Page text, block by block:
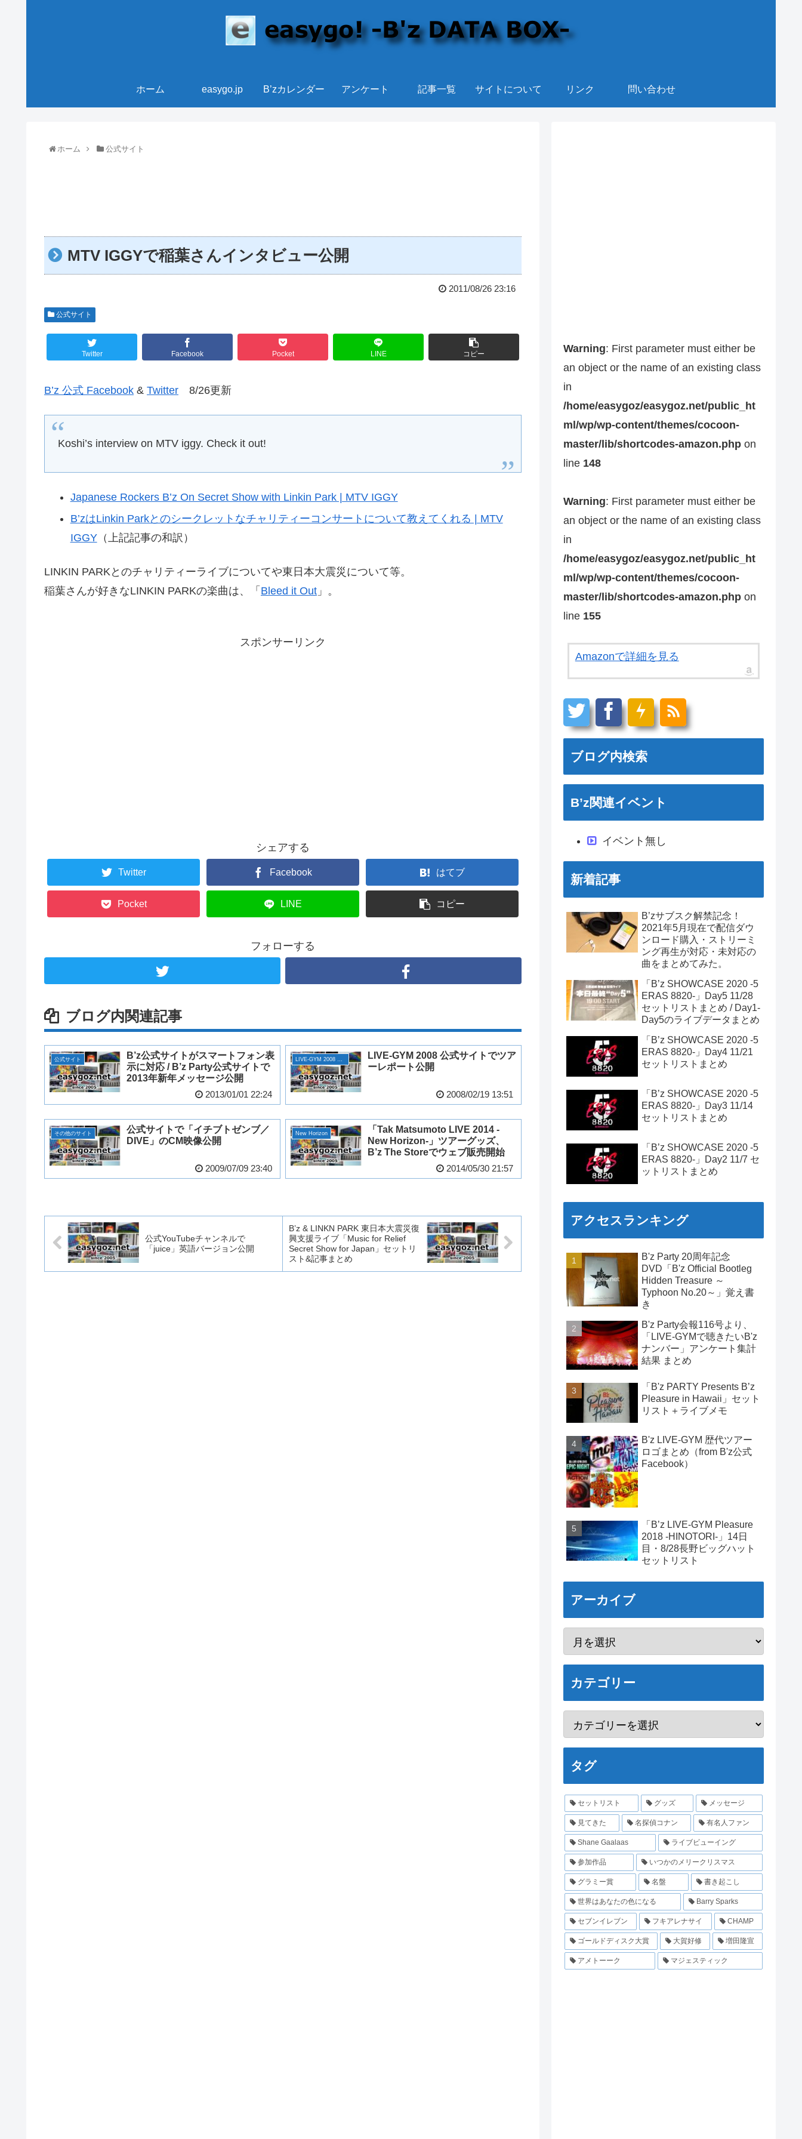
ホーム easygo.jp B’zカレンダー アンケート 記事一覧 サイトについて リンク 問い合わせ
ホーム 公式サイト
MTV IGGYで稲葉さんインタビュー公開
2011/08/26 23:16
公式サイト
Twitter Facebook Pocket LINE コピー
B’z 公式 Facebook & Twitter 8/26更新
Koshi’s interview on MTV iggy. Check it out!
Japanese Rockers B’z On Secret Show with Linkin Park | MTV IGGY
B’zはLinkin Parkとのシークレットなチャリティーコンサートについて教えてくれる | MTV
IGGY（上記記事の和訳）
LINKIN PARKとのチャリティーライブについてや東日本大震災について等。
稲葉さんが好きなLINKIN PARKの楽曲は、「 Bleed it Out 」。
スポンサーリンク
シェアする
Twitter Facebook はてブ
Pocket LINE コピー
フォローする
ブログ内関連記事
公式サイト
B’z公式サイトがスマートフォン表
示に対応 / B’z Party公式サイトで
2013年新年メッセージ公開
2013/01/01 22:24
LIVE-GYM 2008 ACTION
LIVE-GYM 2008 公式サイトでツア
ーレポート公開
2008/02/19 13:51
その他のサイト
公式サイトで「イチブトゼンブ／
DIVE」のCM映像公開
2009/07/09 23:40
New Horizon
「Tak Matsumoto LIVE 2014 -
New Horizon-」ツアーグッズ、
B’z The Storeでウェブ販売開始
2014/05/30 21:57
公式YouTubeチャンネルで
「juice」英語バージョン公開
B’z & LINKN PARK 東日本大震災復
興支援ライブ「Music for Relief
Secret Show for Japan」セットリ
スト&記事まとめ
Warning: First parameter must either be
an object or the name of an existing class
in
/home/easygoz/easygoz.net/public_ht
ml/wp/wp-content/themes/cocoon-
master/lib/shortcodes-amazon.php on
line 148
Warning: First parameter must either be
an object or the name of an existing class
in
/home/easygoz/easygoz.net/public_ht
ml/wp/wp-content/themes/cocoon-
master/lib/shortcodes-amazon.php on
line 155
Amazonで詳細を見る
ブログ内検索
B’z関連イベント
イベント無し
新着記事
B’zサブスク解禁記念！
2021年5月現在で配信ダウ
ンロード購入・ストリーミ
ング再生が対応・未対応の
曲をまとめてみた。
「B’z SHOWCASE 2020 -5
ERAS 8820-」Day5 11/28
セットリストまとめ / Day1-
Day5のライブデータまとめ
「B’z SHOWCASE 2020 -5
ERAS 8820-」Day4 11/21
セットリストまとめ
「B’z SHOWCASE 2020 -5
ERAS 8820-」Day3 11/14
セットリストまとめ
「B’z SHOWCASE 2020 -5
ERAS 8820-」Day2 11/7 セ
ットリストまとめ
アクセスランキング
B'z Party 20周年記念
DVD「B'z Official Bootleg
Hidden Treasure ～
Typhoon No.20～」覚え書
き
B'z Party会報116号より、
「LIVE-GYMで聴きたいB'z
ナンバー」アンケート集計
結果 まとめ
「B'z PARTY Presents B’z
Pleasure in Hawaii」セット
リスト＋ライブメモ
B'z LIVE-GYM 歴代ツアー
ロゴまとめ（from B'z公式
Facebook）
「B’z LIVE-GYM Pleasure
2018 -HINOTORI-」14日
目・8/28長野ビッグハット
セットリスト
アーカイブ
カテゴリー
タグ
セットリスト グッズ メッセージ
見てきた 名探偵コナン 有名人ファン
Shane Gaalaas ライブビューイング
参加作品 いつかのメリークリスマス
グラミー賞 名盤 書き起こし
世界はあなたの色になる Barry Sparks
セブンイレブン フキアレナサイ CHAMP
ゴールドディスク大賞 大賀好修 増田隆宣
アメトーーク マジェスティック